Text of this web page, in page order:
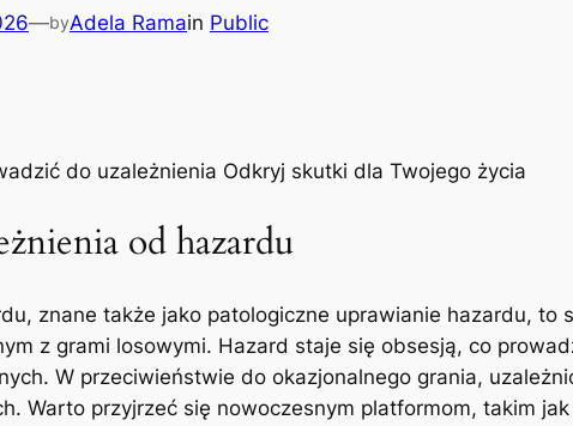
—byAdela Ramain Public
do uzależnienia Odkryj skutki dla Twojego życia
od hazardu
znane także jako patologiczne uprawianie hazardu,
z grami losowymi. Hazard staje się obsesją, co
W przeciwieństwie do okazjonalnego grania,
Warto przyjrzeć się nowoczesnym platformom, takim jak